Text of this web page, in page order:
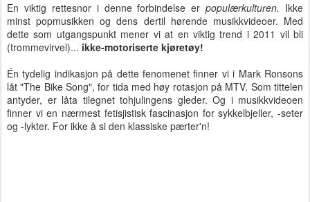
En viktig rettesnor i denne forbindelse erpopulærkulturen. Ikke
minst popmusikken og dens dertil hørende musikkvideoer. Med
dette som utgangspunkt mener vi at en viktig trend i 2011 vil bli
(trommevirvel)... ikke-motoriserte kjøretøy!
Én tydelig indikasjon på dette fenomenet finner vi i Mark Ronsons
låt "The Bike Song", for tida med høy rotasjon på MTV. Som tittelen
antyder, er låta tilegnet tohjulingens gleder. Og i musikkvideoen
finner vi en nærmest fetisjistisk fascinasjon for sykkelbjeller, -seter
og -lykter. For ikke å si den klassiske pærter'n!